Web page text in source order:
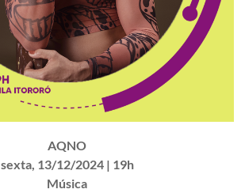
AQNO
sexta, 13/12/2024 | 19h
Música